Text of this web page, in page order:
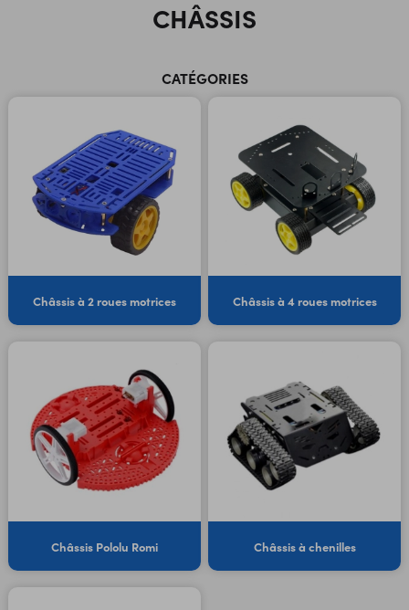
CHÂSSIS
CATÉGORIES
Châssis à 2 roues motrices Châssis à 4 roues motrices
Châssis Pololu Romi Châssis à chenilles